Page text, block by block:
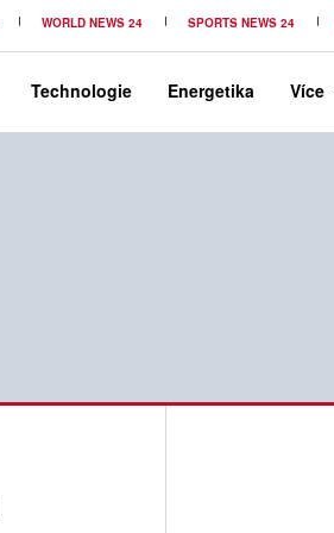
WORLD NEWS 24 SPORTS NEWS 24
Technologie Energetika Více